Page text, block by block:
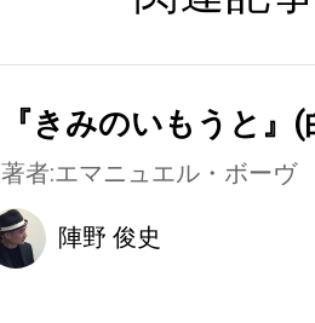
『きみのいもうと』
著者:エマニュエル・ボーヴ
陣野 俊史